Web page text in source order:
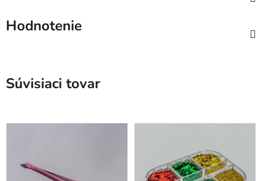
Hodnotenie
Súvisiaci tovar